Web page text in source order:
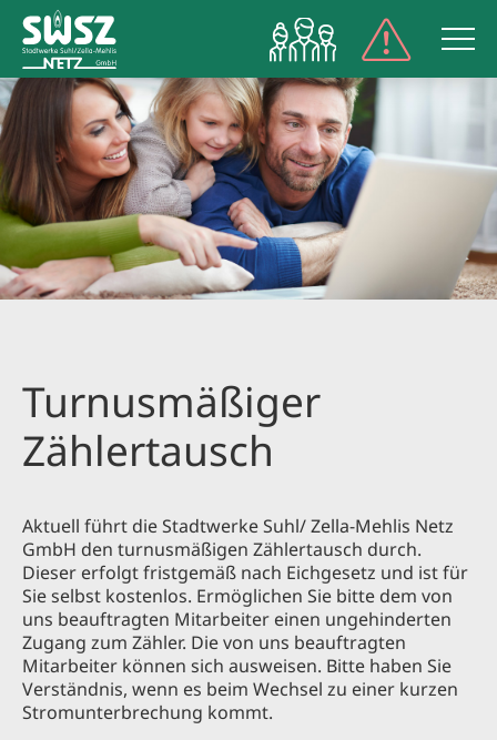
Turnusmäßiger
Zählertausch
Aktuell führt die Stadtwerke Suhl/ Zella-Mehlis Netz
GmbH den turnusmäßigen Zählertausch durch.
Dieser erfolgt fristgemäß nach Eichgesetz und ist für
Sie selbst kostenlos. Ermöglichen Sie bitte dem von
uns beauftragten Mitarbeiter einen ungehinderten
Zugang zum Zähler. Die von uns beauftragten
Mitarbeiter können sich ausweisen. Bitte haben Sie
Verständnis, wenn es beim Wechsel zu einer kurzen
Stromunterbrechung kommt.